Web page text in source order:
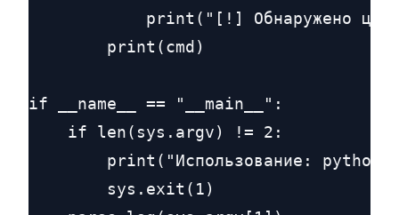
print("[!] Обнаружено
        print(cmd)
if __name__ == "__main__":
    if len(sys.argv) != 2:
print("Использование: python
        sys.exit(1)